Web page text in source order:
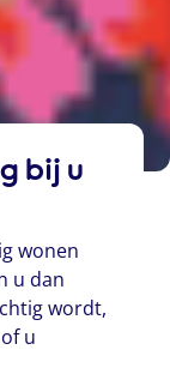
bij u
wonen
u dan
wordt,
u